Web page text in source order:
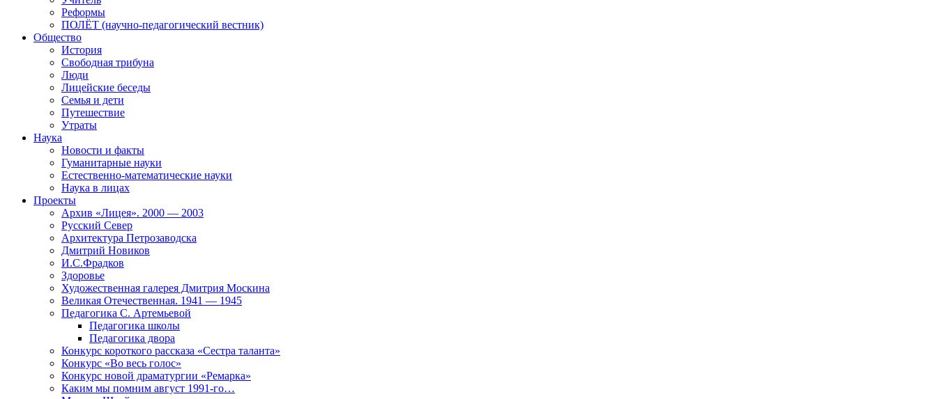
Реформы
ПОЛЁТ (научно-педагогический вестник)
Общество
История
Свободная трибуна
Люди
Лицейские беседы
Семья и дети
Путешествие
Утраты
Наука
Новости и факты
Гуманитарные науки
Естественно-математические науки
Наука в лицах
Проекты
Архив «Лицея». 2000 — 2003
Русский Север
Архитектура Петрозаводска
Дмитрий Новиков
И.С.Фрадков
Здоровье
Художественная галерея Дмитрия Москина
Великая Отечественная. 1941 — 1945
Педагогика С. Артемьевой
Педагогика школы
Педагогика двора
Конкурс короткого рассказа «Сестра таланта»
Конкурс «Во весь голос»
Конкурс новой драматургии «Ремарка»
Каким мы помним август 1991-го…